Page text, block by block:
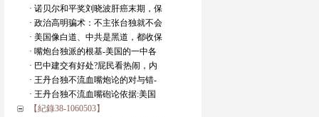
· 诺贝尔和平奖刘晓波肝癌末期，保
· 政治高明骗术：不主张台独就不会
· 美国像白道、中共是黑道，都收保
· 嘴炮台独派的根基-美国的一中各
· 巴中建交有好处?屁民看热闹，内
· 王丹台独不流血嘴炮论的对与错-
· 王丹台独不流血嘴砲论依据:美国
【紀錄38-1060503】